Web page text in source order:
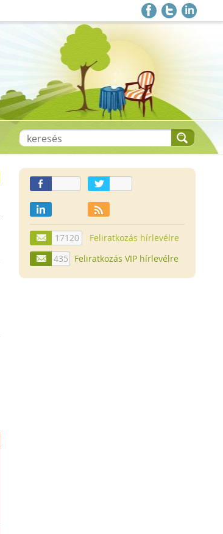
17120
Feliratkozás hírlevélre
435
Feliratkozás VIP hírlevélre